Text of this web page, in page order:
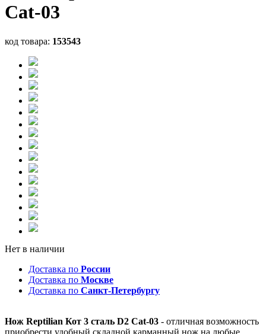
Cat-03
код товара: 153543
Нет в наличии
Доставка по России
Доставка по Москве
Доставка по Санкт-Петербургу
Нож Reptilian Кот 3 сталь D2 Cat-03 - отличная возможность
приобрести удобный складной карманный нож на любые